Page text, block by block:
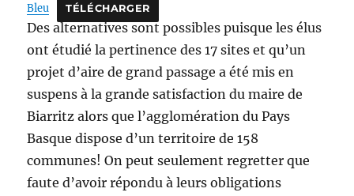
Bleu
TÉLÉCHARGER
Des alternatives sont possibles puisque les élus
ont étudié la pertinence des 17 sites et qu’un
projet d’aire de grand passage a été mis en
suspens à la grande satisfaction du maire de
Biarritz alors que l’agglomération du Pays
Basque dispose d’un territoire de 158
communes! On peut seulement regretter que
faute d’avoir répondu à leurs obligations